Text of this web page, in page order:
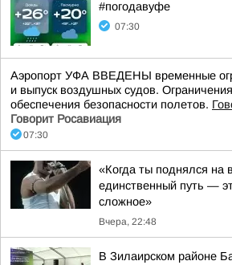
#погодавуфе
07:30
Аэропорт УФА ВВЕДЕНЫ временные
и выпуск воздушных судов.
обеспечения безопасности полетов.
Говорит Росавиация
07:30
«Когда ты поднялся на
единственный путь —
сложное»
Вчера, 22:48
В Зилаирском районе